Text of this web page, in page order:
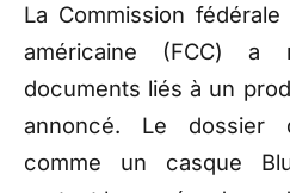
La Commission
américaine (FCC)
documents liés à un
annoncé. Le dossier
comme un casque